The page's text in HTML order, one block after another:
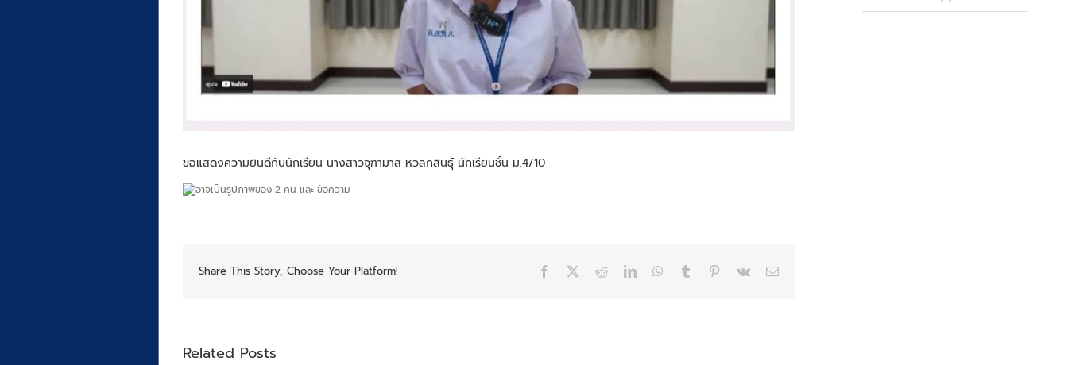
ขอแสดงความยินดีกับนักเรียน นางสาวจุฑามาส หวลกสินธุ์ นักเรียนชั้น ม.4/10
Share This Story, Choose Your Platform! Facebook RedditLinkedInWhatsApp
Tumblr Pinterest
Vk Email
Related Posts